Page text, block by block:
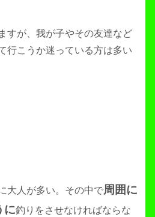
すが、我が子やその友達など
行こうか迷っている方は多い
大人が多い。その中で周囲に
に釣りをさせなければならな